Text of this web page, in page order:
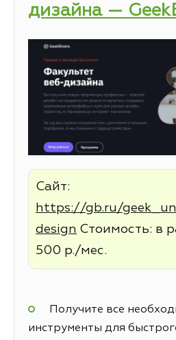
дизайна —
Сайт:
https://gb.ru/
design Стоимость: в
500 р./мес.
Получите все
инструменты для